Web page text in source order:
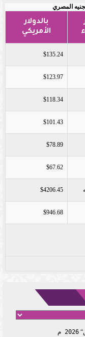
المصري
بالدولار
الأمريكي
$135.24
$123.97
$118.34
$101.43
$78.89
$67.62
$4206.45
$946.68
2026 م